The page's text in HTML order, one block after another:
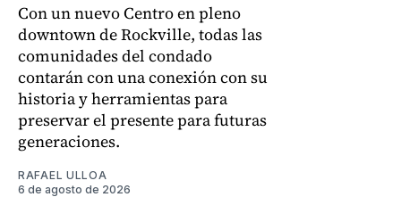
Con un nuevo Centro en pleno
downtown de Rockville, todas las
comunidades del condado
contarán con una conexión con su
historia y herramientas para
preservar el presente para futuras
generaciones.
RAFAEL ULLOA
6 de agosto de 2026